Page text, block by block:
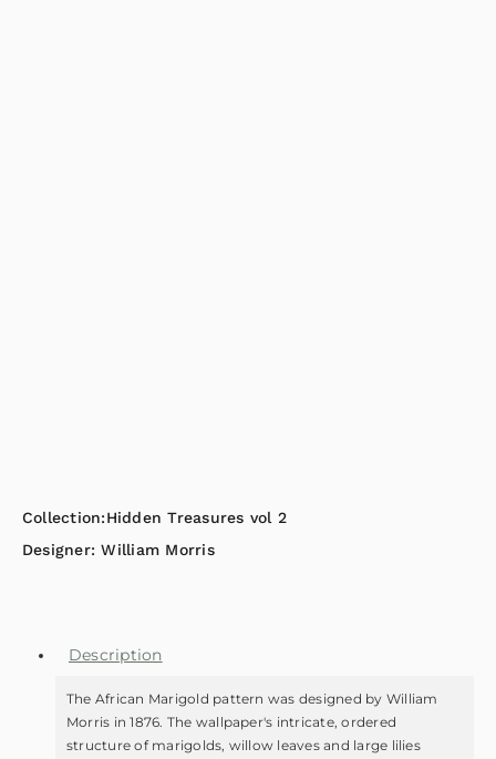
Collection:Hidden Treasures vol 2
Designer:William Morris
Description
The African Marigold pattern was designed by William
Morris in 1876. The wallpaper's intricate, ordered
structure of marigolds, willow leaves and large lilies